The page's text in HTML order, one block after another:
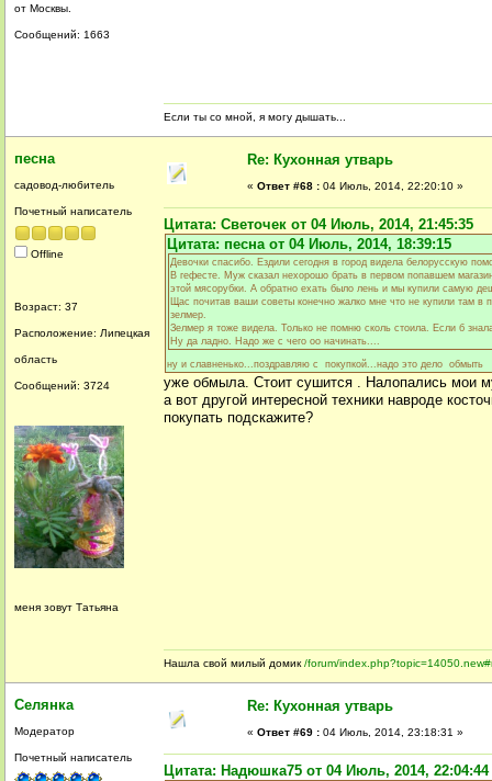
от Москвы.
Сообщений: 1663
Если ты со мной, я могу дышать...
песна
садовод-любитель
Почетный написатель
Offline
Возраст: 37
Расположение: Липецкая
область
Сообщений: 3724
меня зовут Татьяна
Re: Кухонная утварь
« Ответ #68 : 04 Июль, 2014, 22:20:10 »
Цитата: Светочек от 04 Июль, 2014, 21:45:35
Цитата: песна от 04 Июль, 2014, 18:39:15
Девочки спасибо. Ездили сегодня в город видела белорусскую
В гефесте. Муж сказал нехорошо брать в первом попавшем
этой мясорубки. А обратно ехать было лень и мы купили самую
Щас почитав ваши советы конечно жалко мне что не купили там
зелмер.
Зелмер я тоже видела. Только не помню сколь стоила. Если б
Ну да ладно. Надо же с чего оо начинать....
ну и славненько...поздравляю с покупкой...надо это дело обмыть
уже обмыла. Стоит сушится . Налопались мои
а вот другой интересной техники навроде
покупать подскажите?
Нашла свой милый домик /forum/
Селянка
Модератор
Почетный написатель
Re: Кухонная утварь
« Ответ #69 : 04 Июль, 2014, 23:18:31 »
Цитата: Надюшка75 от 04 Июль, 2014, 22:04:44